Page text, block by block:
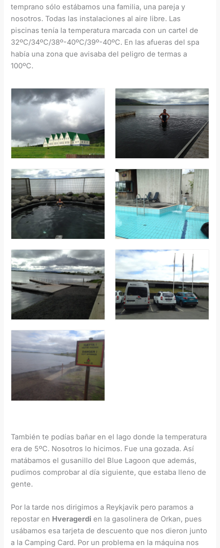
temprano sólo estábamos una familia, una pareja y
nosotros. Todas las instalaciones al aire libre. Las
piscinas tenía la temperatura marcada con un cartel de
32ºC/34ºC/38º-40ºC/39º-40ºC. En las afueras del spa
había una zona que avisaba del peligro de termas a
100ºC.
También te podías bañar en el lago donde la temperatura
era de 5ºC. Nosotros lo hicimos. Fue una gozada. Así
matábamos el gusanillo del Blue Lagoon que además,
pudimos comprobar al día siguiente, que estaba lleno de
gente.
Por la tarde nos dirigimos a Reykjavik pero paramos a
repostar en Hveragerdi en la gasolinera de Orkan, pues
usábamos esa tarjeta de descuento que nos dieron junto
a la Camping Card. Por un problema en la máquina nos